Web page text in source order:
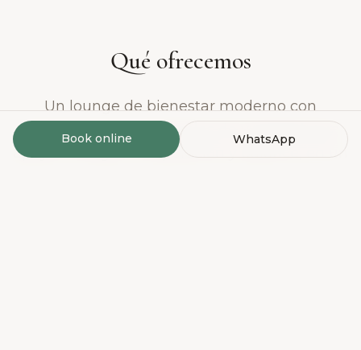
Qué ofrecemos
Un lounge de bienestar moderno con
hidratación IV y protocolos de vitalidad para
apoyar energía, recuperación y balance, en un
Book online WhatsApp